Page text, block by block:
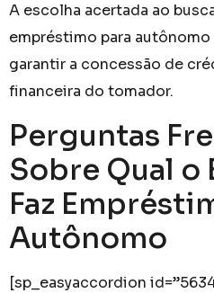
A escolha acertada ao
empréstimo para
garantir a concessão de
financeira do tomador.
Perguntas
Sobre Qual o
Faz
Autônomo
[sp_easyaccordion